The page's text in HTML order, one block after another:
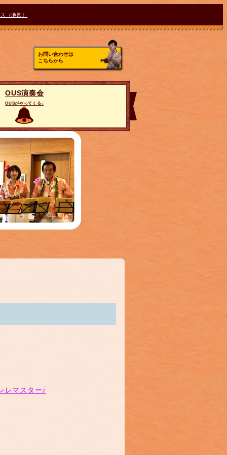
（地図）
お問い合わせは
こちらから
OUS演奏会
OUSがやってくる♪